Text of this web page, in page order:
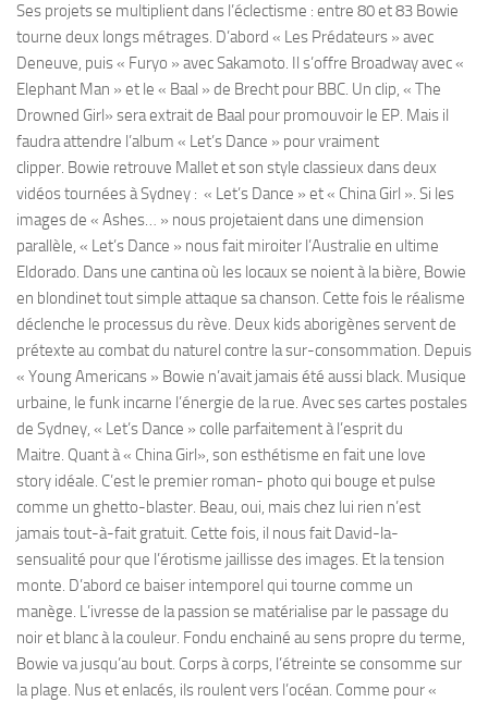
Ses projets se multiplient dans l’éclectisme : entre 80 et 83 Bowie
tourne deux longs métrages. D’abord « Les Prédateurs » avec
Deneuve, puis « Furyo » avec Sakamoto. Il s’offre Broadway avec «
Elephant Man » et le « Baal » de Brecht pour BBC. Un clip, « The
Drowned Girl» sera extrait de Baal pour promouvoir le EP. Mais il
faudra attendre l’album « Let’s Dance » pour vraiment
clipper. Bowie retrouve Mallet et son style classieux dans deux
vidéos tournées à Sydney : « Let’s Dance » et « China Girl ». Si les
images de « Ashes… » nous projetaient dans une dimension
parallèle, « Let’s Dance » nous fait miroiter l’Australie en ultime
Eldorado. Dans une cantina où les locaux se noient à la bière, Bowie
en blondinet tout simple attaque sa chanson. Cette fois le réalisme
déclenche le processus du rève. Deux kids aborigènes servent de
prétexte au combat du naturel contre la sur-consommation. Depuis
« Young Americans » Bowie n’avait jamais été aussi black. Musique
urbaine, le funk incarne l’énergie de la rue. Avec ses cartes postales
de Sydney, « Let’s Dance » colle parfaitement à l’esprit du
Maitre. Quant à « China Girl», son esthétisme en fait une love
story idéale. C’est le premier roman- photo qui bouge et pulse
comme un ghetto-blaster. Beau, oui, mais chez lui rien n’est
jamais tout-à-fait gratuit. Cette fois, il nous fait David-la-
sensualité pour que l’érotisme jaillisse des images. Et la tension
monte. D’abord ce baiser intemporel qui tourne comme un
manège. L’ivresse de la passion se matérialise par le passage du
noir et blanc à la couleur. Fondu enchainé au sens propre du terme,
Bowie va jusqu’au bout. Corps à corps, l’étreinte se consomme sur
la plage. Nus et enlacés, ils roulent vers l’océan. Comme pour «